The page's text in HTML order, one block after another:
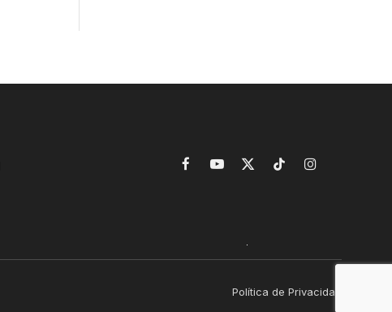
FacebookYouTube
X
TikTokInstagram
Política de Privacidad